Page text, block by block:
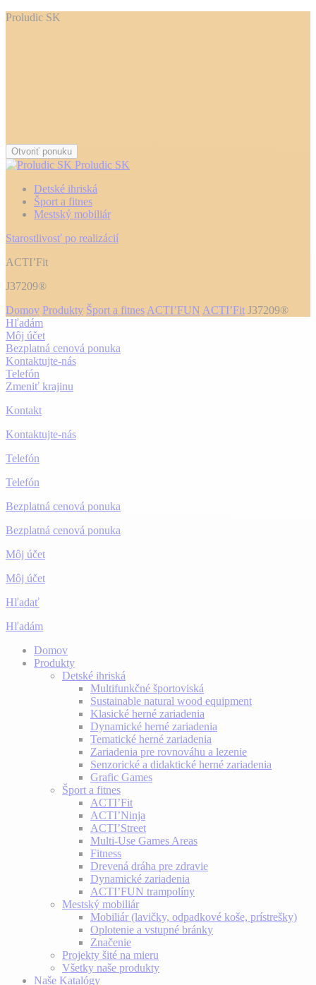
Proludic SK
Otvoriť ponuku
Proludic SK
Detské ihriská
Šport a fitnes
Mestský mobiliár
Starostlivosť po realizácií
ACTI’Fit
J37209®
Domov Produkty Šport a fitnes ACTI’FUN ACTI’Fit J37209®
Hľadám
Môj účet
Bezplatná cenová ponuka
Kontaktujte-nás
Telefón
Zmeniť krajinu
Kontakt
Kontaktujte-nás
Telefón
Telefón
Bezplatná cenová ponuka
Bezplatná cenová ponuka
Môj účet
Môj účet
Hľadať
Hľadám
Domov
Produkty
Detské ihriská
Multifunkčné športoviská
Sustainable natural wood equipment
Klasické herné zariadenia
Dynamické herné zariadenia
Tematické herné zariadenia
Zariadenia pre rovnováhu a lezenie
Senzorické a didaktické herné zariadenia
Grafic Games
Šport a fitnes
ACTI’Fit
ACTI’Ninja
ACTI’Street
Multi-Use Games Areas
Fitness
Drevená dráha pre zdravie
Dynamické zariadenia
ACTI’FUN trampolíny
Mestský mobiliár
Mobiliár (lavičky, odpadkové koše, prístrešky)
Oplotenie a vstupné bránky
Značenie
Projekty šité na mieru
Všetky naše produkty
Naše Katalógy